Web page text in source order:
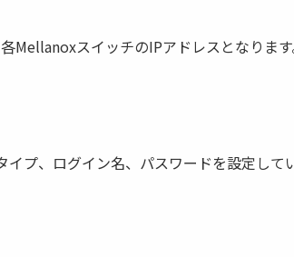
MellanoxスイッチのIPアドレスとなりま
プ、ログイン名、パスワードを設定して